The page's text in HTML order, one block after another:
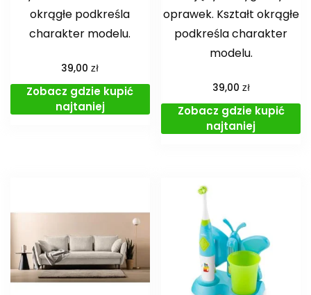
okrągłe podkreśla
charakter modelu.
39,00zł
Zobacz gdzie kupić
najtaniej
oprawek. Kształt okrągłe
podkreśla charakter
modelu.
39,00 zł
Zobacz gdzie kupić
najtaniej